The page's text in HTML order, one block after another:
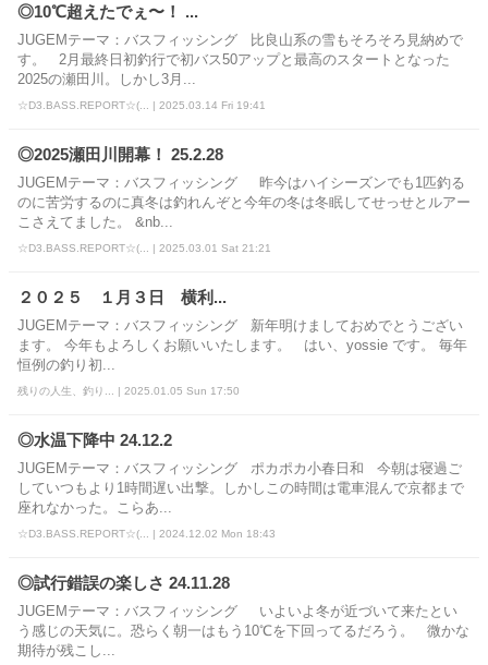
◎10℃超えたでぇ〜！ ...
JUGEMテーマ：バスフィッシング 比良山系の雪もそろそろ見納めで
す。 2月最終日初釣行で初バス50アップと最高のスタートとなった
2025の瀬田川。しかし3月...
☆D3.BASS.REPORT☆(... | 2025.03.14 Fri 19:41
◎2025瀬田川開幕！ 25.2.28
JUGEMテーマ：バスフィッシング 昨今はハイシーズンでも1匹釣る
のに苦労するのに真冬は釣れんぞと今年の冬は冬眠してせっせとルアー
こさえてました。 &nb...
☆D3.BASS.REPORT☆(... | 2025.03.01 Sat 21:21
２０２５ １月３日 横利...
JUGEMテーマ：バスフィッシング 新年明けましておめでとうござい
ます。 今年もよろしくお願いいたします。 はい、yossie です。 毎年
恒例の釣り初...
残りの人生、釣り... | 2025.01.05 Sun 17:50
◎水温下降中 24.12.2
JUGEMテーマ：バスフィッシング ポカポカ小春日和 今朝は寝過ご
していつもより1時間遅い出撃。しかしこの時間は電車混んで京都まで
座れなかった。こらあ...
☆D3.BASS.REPORT☆(... | 2024.12.02 Mon 18:43
◎試行錯誤の楽しさ 24.11.28
JUGEMテーマ：バスフィッシング いよいよ冬が近づいて来たとい
う感じの天気に。恐らく朝一はもう10℃を下回ってるだろう。 微かな
期待が残こし...